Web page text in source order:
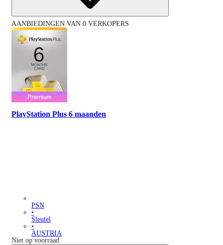
AANBIEDINGEN VAN 0 VERKOPERS
PlayStation Plus 6 maanden
PSN
•
Sleutel
•
AUSTRIA
Niet op voorraad